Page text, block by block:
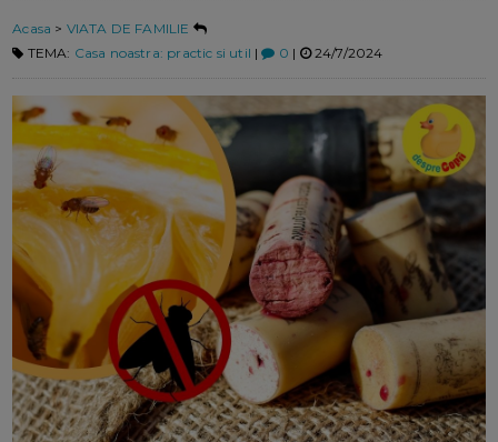
Acasa > VIATA DE FAMILIE
TEMA: Casa noastra: practic si util | 0 | 24/7/2024